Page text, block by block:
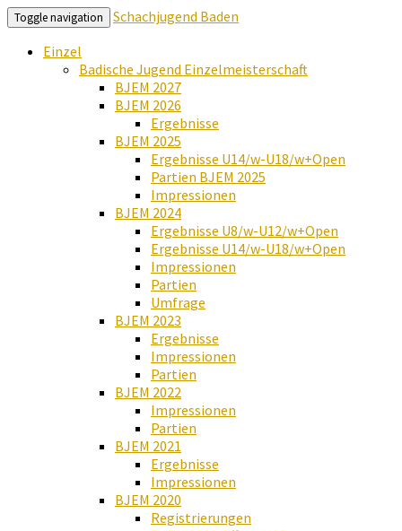
Toggle navigation
Schachjugend Baden
Einzel
Badische Jugend Einzelmeisterschaft
BJEM 2027
BJEM 2026
Ergebnisse
BJEM 2025
Ergebnisse U14/w-U18/w+Open
Partien BJEM 2025
Impressionen
BJEM 2024
Ergebnisse U8/w-U12/w+Open
Ergebnisse U14/w-U18/w+Open
Impressionen
Partien
Umfrage
BJEM 2023
Ergebnisse
Impressionen
Partien
BJEM 2022
Impressionen
Partien
BJEM 2021
Ergebnisse
Impressionen
BJEM 2020
Registrierungen